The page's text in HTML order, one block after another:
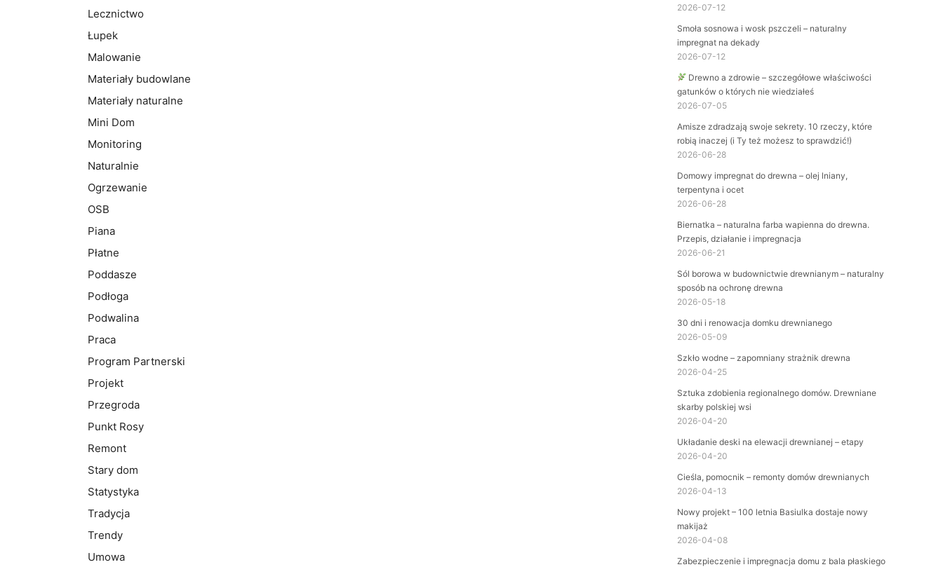
Lecznictwo
Łupek
Malowanie
Materiały budowlane
Materiały naturalne
Mini Dom
Monitoring
Naturalnie
Ogrzewanie
OSB
Piana
Płatne
Poddasze
Podłoga
Podwalina
Praca
Program Partnerski
Projekt
Przegroda
Punkt Rosy
Remont
Stary dom
Statystyka
Tradycja
Trendy
Umowa
2026-07-12
Smoła sosnowa i wosk pszczeli – naturalny
impregnat na dekady
2026-07-12
Drewno a zdrowie – szczegółowe właściwości
gatunków o których nie wiedziałeś
2026-07-05
Amisze zdradzają swoje sekrety. 10 rzeczy, które
robią inaczej (i Ty też możesz to sprawdzić!)
2026-06-28
Domowy impregnat do drewna – olej lniany,
terpentyna i ocet
2026-06-28
Biernatka – naturalna farba wapienna do drewna.
Przepis, działanie i impregnacja
2026-06-21
Sól borowa w budownictwie drewnianym – naturalny
sposób na ochronę drewna
2026-05-18
30 dni i renowacja domku drewnianego
2026-05-09
Szkło wodne – zapomniany strażnik drewna
2026-04-25
Sztuka zdobienia regionalnego domów. Drewniane
skarby polskiej wsi
2026-04-20
Układanie deski na elewacji drewnianej – etapy
2026-04-20
Cieśla, pomocnik – remonty domów drewnianych
2026-04-13
Nowy projekt – 100 letnia Basiulka dostaje nowy
makijaż
2026-04-08
Zabezpieczenie i impregnacja domu z bala płaskiego